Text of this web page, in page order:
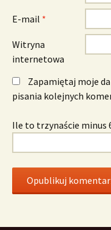
E-mail *
Witryna
internetowa
Zapamiętaj moje
pisania kolejnych
Ile to trzynaście minus